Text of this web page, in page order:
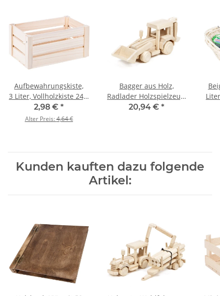
Aufbewahrungskiste,
3 Liter, Vollholzkiste 24,5
x 14,5 x 12,5 cm
2,98 € *
Alter Preis:4,64 €
Bagger aus Holz,
Radlader Holzspielzeug,
27 × 7 × 10 cm
20,94 € *
Kunden kauften dazu folgende
Artikel: